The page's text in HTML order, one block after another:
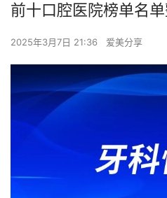
前十口腔医院榜单名
2025年3月7日 21:36 爱美分享